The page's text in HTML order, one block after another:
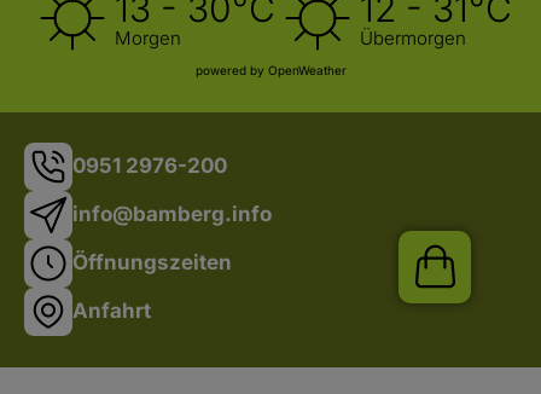
Morgen Übermorgen
powered by OpenWeather
0951 2976-200
info@bamberg.info
Öffnungszeiten
Anfahrt